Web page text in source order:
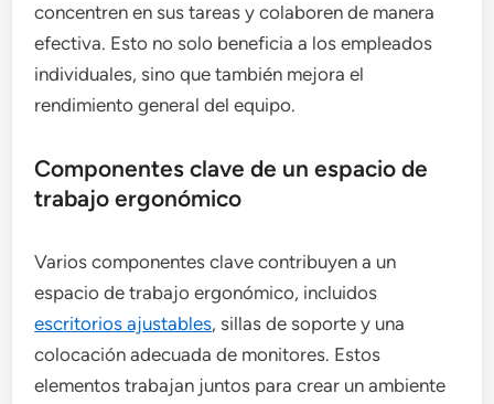
concentren en sus tareas y colaboren de manera
efectiva. Esto no solo beneficia a los empleados
individuales, sino que también mejora el
rendimiento general del equipo.
Componentes clave de un espacio de
trabajo ergonómico
Varios componentes clave contribuyen a un
espacio de trabajo ergonómico, incluidos
escritorios ajustables, sillas de soporte y una
colocación adecuada de monitores. Estos
elementos trabajan juntos para crear un ambiente